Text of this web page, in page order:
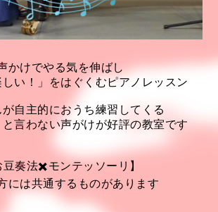
かけでやる気を伸ばし
しい！」をはぐくむピアノレッスン
が自主的におうち練習してくる
と言わない声がけが好評の教室です
豆奏法✖️モンテッソーリ】
には共通するものがあります